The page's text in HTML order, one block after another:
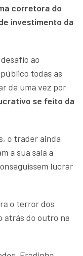
corretora do
investimento da
ao
todas as
de uma vez por
se feito da
o trader ainda
a sua sala a
lucrar
o terror dos
atrás do outro na